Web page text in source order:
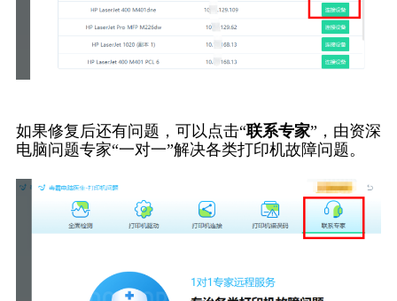
如果修复后还有问题，可以点击“联系专家”，由资深
电脑问题专家“一对一”解决各类打印机故障问题。